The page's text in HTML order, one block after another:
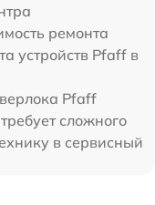
ремонта
устройств Pfaff в
Pfaff
сложного
в сервисный